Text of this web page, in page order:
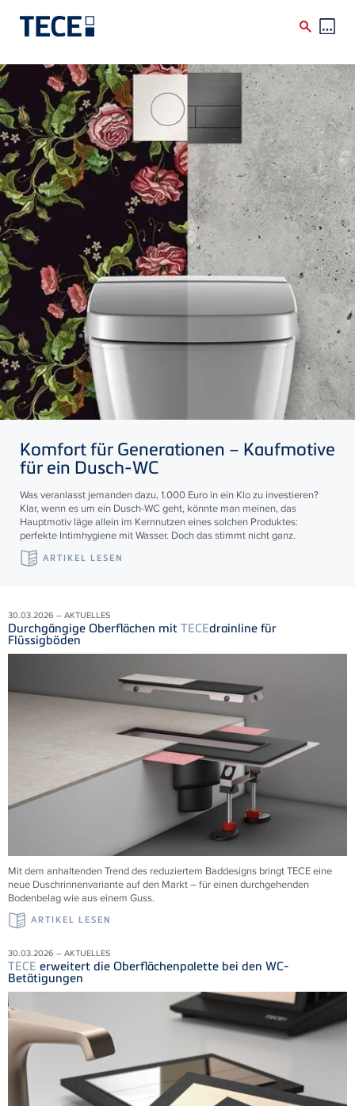
Direkt zum Inhalt
Komfort für Generationen – Kaufmotive
für ein Dusch-WC
Was veranlasst jemanden dazu, 1.000 Euro in ein Klo zu investieren?
Klar, wenn es um ein Dusch-WC geht, könnte man meinen, das
Hauptmotiv läge allein im Kernnutzen eines solchen Produktes:
perfekte Intimhygiene mit Wasser. Doch das stimmt nicht ganz.
ARTIKEL LESEN
30.03.2026 – AKTUELLES
Durchgängige Oberflächen mit TECEdrainline für
Flüssigböden
Mit dem anhaltenden Trend des reduziertem Baddesigns bringt TECE eine
neue Duschrinnenvariante auf den Markt – für einen durchgehenden
Bodenbelag wie aus einem Guss.
ARTIKEL LESEN
30.03.2026 – AKTUELLES
TECE erweitert die Oberflächenpalette bei den WC-
Betätigungen